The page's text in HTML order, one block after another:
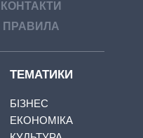
КОНТАКТИ
ПРАВИЛА
ТЕМАТИКИ
БІЗНЕС
ЕКОНОМІКА